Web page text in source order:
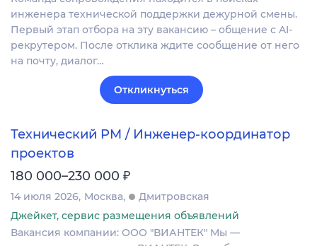
инженера технической поддержки дежурной смены.
Первый этап отбора на эту вакансию – общение с AI-
рекрутером. После отклика ждите сообщение от него
на почту, диалог…
Откликнуться
Технический PM / Инженер-координатор
проектов
180 000–230 000 ₽
14 июля 2026 Москва
Дмитровская
Джейкет, сервис размещения объявлений
Вакансия компании: ООО "ВИАНТЕК" Мы —